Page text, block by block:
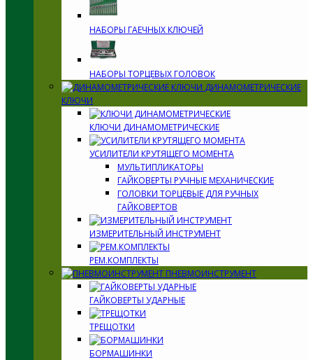
НАБОРЫ ГАЕЧНЫХ КЛЮЧЕЙ
НАБОРЫ ТОРЦЕВЫХ ГОЛОВОК
ДИНАМОМЕТРИЧЕСКИЕ
КЛЮЧИ
КЛЮЧИ ДИНАМОМЕТРИЧЕСКИЕ
УСИЛИТЕЛИ КРУТЯЩЕГО МОМЕНТА
МУЛЬТИПЛИКАТОРЫ
ГАЙКОВЕРТЫ РУЧНЫЕ МЕХАНИЧЕСКИЕ
ГОЛОВКИ ТОРЦЕВЫЕ ДЛЯ РУЧНЫХ
ГАЙКОВЕРТОВ
ИЗМЕРИТЕЛЬНЫЙ ИНСТРУМЕНТ
РЕМ.КОМПЛЕКТЫ
ПНЕВМОИНСТРУМЕНТ
ГАЙКОВЕРТЫ УДАРНЫЕ
ТРЕЩОТКИ
БОРМАШИНКИ